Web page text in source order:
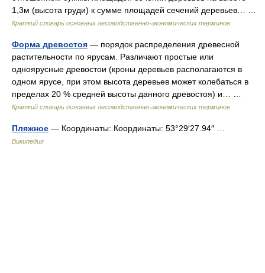
1,3м (высота груди) к сумме площадей сечений деревьев… …
Краткий словарь основных лесоводственно-экономических терминов
Форма древостоя — порядок распределения древесной
растительности по ярусам. Различают простые или
одноярусные древостои (кроны деревьев располагаются в
одном ярусе, при этом высота деревьев может колебаться в
пределах 20 % средней высоты данного древостоя) и… …
Краткий словарь основных лесоводственно-экономических терминов
Пляжное — Координаты: Координаты: 53°29′27.94″ …
Википедия